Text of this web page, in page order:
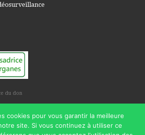
du don
cookies pour vous garantir la meilleure
site. Si vous continuez à utiliser ce